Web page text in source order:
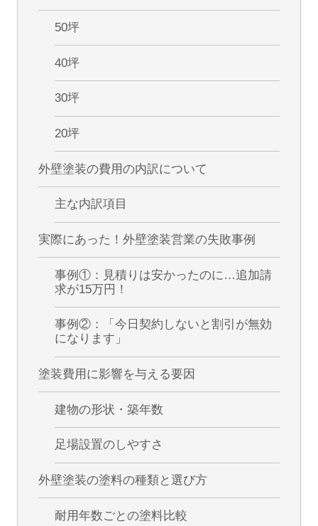
50坪
40坪
30坪
20坪
外壁塗装の費用の内訳について
主な内訳項目
実際にあった！外壁塗装営業の失敗事例
事例①：見積りは安かったのに…追加請
求が15万円！
事例②：「今日契約しないと割引が無効
になります」
塗装費用に影響を与える要因
建物の形状・築年数
足場設置のしやすさ
外壁塗装の塗料の種類と選び方
耐用年数ごとの塗料比較